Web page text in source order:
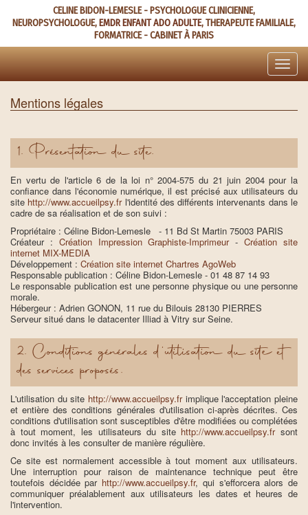
contenu
CELINE BIDON-LEMESLE - PSYCHOLOGUE CLINICIENNE,
NEUROPSYCHOLOGUE,EMDR ENFANT ADO ADULTE, THERAPEUTE FAMILIALE,
FORMATRICE - CABINET À PARIS
Toggle
Mentions légales
1. Présentation du site.
En vertu de l'article 6 de la loi n° 2004-575 du 21 juin 2004 pour la
confiance dans l'économie numérique, il est précisé aux utilisateurs du
site http://www.accueilpsy.frl'identité des différents intervenants dans le
cadre de sa réalisation et de son suivi :
Propriétaire : Céline Bidon-Lemesle - 11 Bd St Martin 75003 PARIS
Créateur : Création Impression Graphiste-Imprimeur-Création site
internet MIX-MEDIA
Développement : Création site internet Chartres AgoWeb
Responsable publication : Céline Bidon-Lemesle - 01 48 87 14 93
Le responsable publication est une personne physique ou une personne
morale.
Hébergeur : Adrien GONON, 11 rue du Bilouis 28130 PIERRES
Serveur situé dans le datacenter Illiad à Vitry sur Seine.
2. Conditions générales d'utilisation du site et
des services proposés.
L'utilisation du site http://www.accueilpsy.frimplique l'acceptation pleine
et entière des conditions générales d'utilisation ci-après décrites. Ces
conditions d'utilisation sont susceptibles d'être modifiées ou complétées
à tout moment, les utilisateurs du site http://www.accueilpsy.frsont
donc invités à les consulter de manière régulière.
Ce site est normalement accessible à tout moment aux utilisateurs.
Une interruption pour raison de maintenance technique peut être
toutefois décidée par http://www.accueilpsy.fr, qui s'efforcera alors de
communiquer préalablement aux utilisateurs les dates et heures de
l'intervention.